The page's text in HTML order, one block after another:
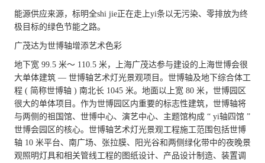
能源供应来源，标明全shi jie正在走上yi条以无污染、零排放为终
极目标的绿色节能之路。
广茂达为世博轴增添艺术色彩
地下宽 99.5 米～ 110.5 米，上海广茂达参与建设的上海世博会很
大单体建筑 — 世博轴艺术灯光景观项目。世博轴及地下综合体工
程 ( 简称世博轴 ) 南北长 1045 米。地面以上宽 80 米，世博园区
很大的单体项目。作为世博园区内重要的标志性建筑，世博轴将
与两侧的祖国馆、世博中心、演艺中心、主题馆构成 “ yi轴四馆 ”
世博会园区的核心。世博轴艺术灯光景观工程施工范围包括世博
轴 10 米平台、南广场、张拉膜、阳光谷和两侧绿化带中的夜晚景
观照明灯具和相关管线工程的图纸设计、产品设计制造、装置调